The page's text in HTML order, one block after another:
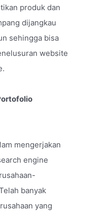
produk dan
dijangkau
sehingga bisa
website
mengerjakan
engine
banyak
yang